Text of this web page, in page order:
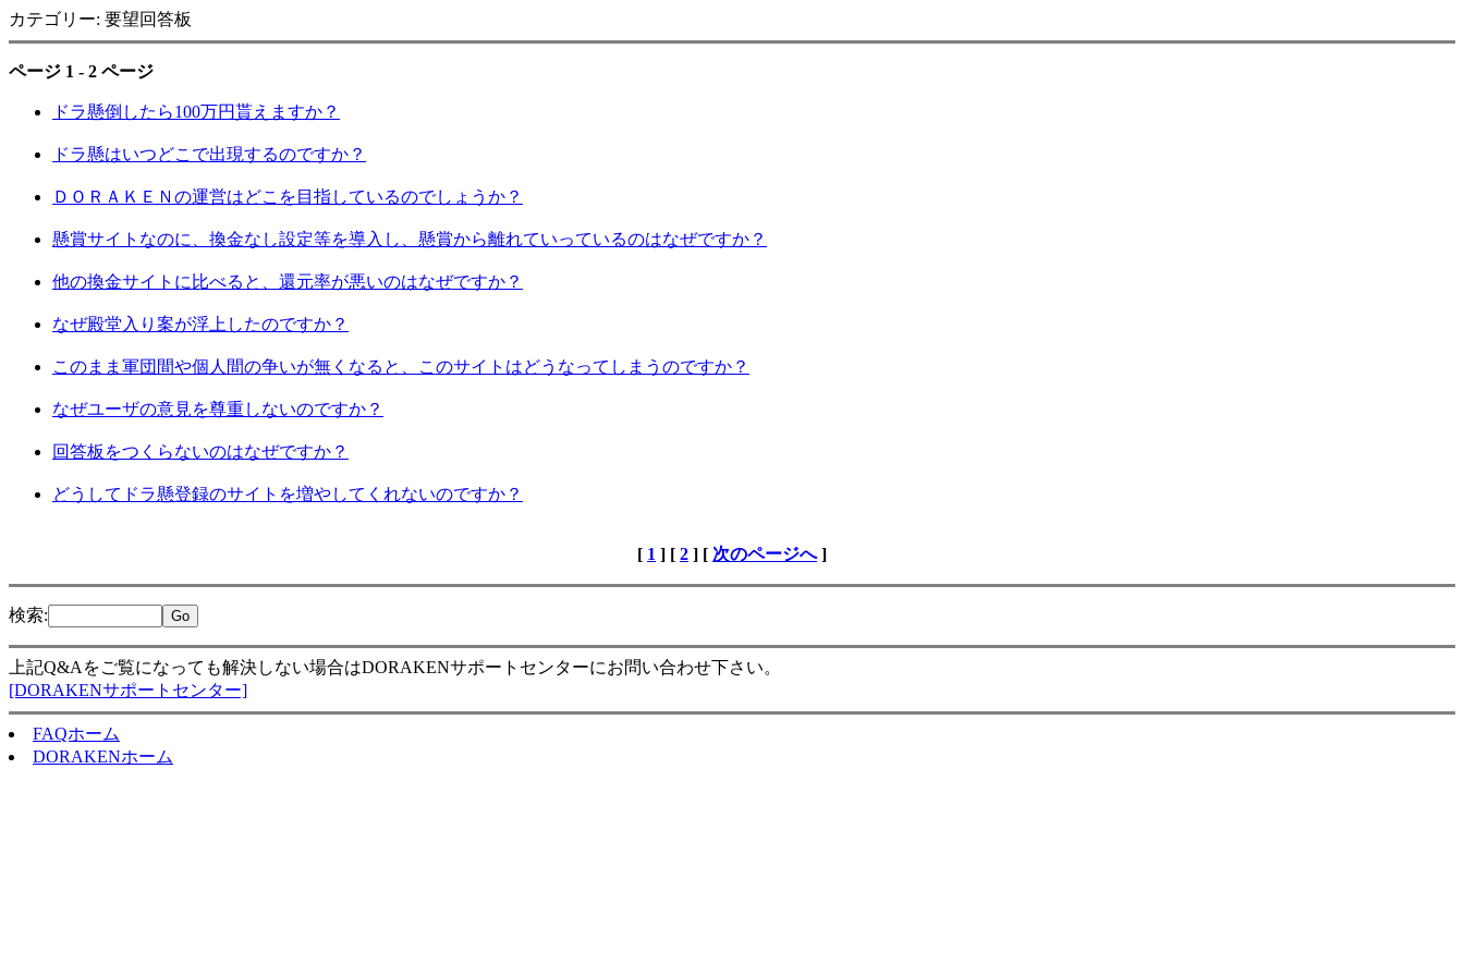
カテゴリー: 要望回答板
ページ 1 - 2 ページ
ドラ懸倒したら100万円貰えますか？
ドラ懸はいつどこで出現するのですか？
ＤＯＲＡＫＥＮの運営はどこを目指しているのでしょうか？
懸賞サイトなのに、換金なし設定等を導入し、懸賞から離れていっているのはなぜですか？
他の換金サイトに比べると、還元率が悪いのはなぜですか？
なぜ殿堂入り案が浮上したのですか？
このまま軍団間や個人間の争いが無くなると、このサイトはどうなってしまうのですか？
なぜユーザの意見を尊重しないのですか？
回答板をつくらないのはなぜですか？
どうしてドラ懸登録のサイトを増やしてくれないのですか？
[ 1 ] [ 2 ] [ 次のページへ]
検索:
上記Q&Aをご覧になっても解決しない場合はDORAKENサポートセンターにお問い合わせ下さい。
[DORAKENサポートセンター]
FAQホーム
DORAKENホーム